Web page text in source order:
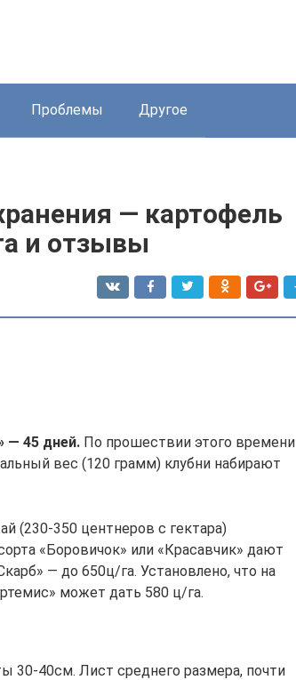
Проблемы Другое
— картофель
и отзывы
— 45 дней. По прошествии этого времени
вес (120 грамм) клубни набирают
(230-350 центнеров с гектара)
«Боровичок» или «Красавчик» дают
— до 650ц/га. Установлено, что на
может дать 580 ц/га.
30-40см. Лист среднего размера, почти